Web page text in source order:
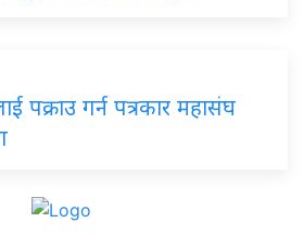
पक्राउ गर्न पत्रकार महासंघ